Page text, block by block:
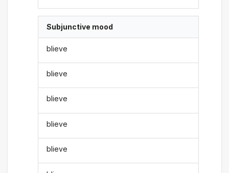
Subjunctive mood
blieve
blieve
blieve
blieve
blieve